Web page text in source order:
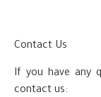
Contact Us
If you have any
contact us: